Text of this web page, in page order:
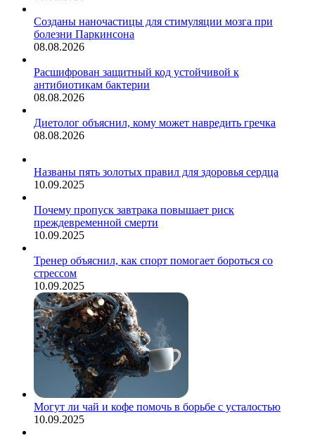
Созданы наночастицы для стимуляции мозга при
болезни Паркинсона
08.08.2026
Расшифрован защитный код устойчивой к
антибиотикам бактерии
08.08.2026
Диетолог объяснил, кому может навредить гречка
08.08.2026
Названы пять золотых правил для здоровья сердца
10.09.2025
Почему пропуск завтрака повышает риск
преждевременной смерти
10.09.2025
Тренер объяснил, как спорт помогает бороться со
стрессом
10.09.2025
Могут ли чай и кофе помочь в борьбе с усталостью
10.09.2025